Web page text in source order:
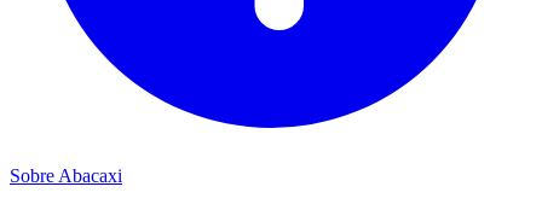
Sobre Abacaxi